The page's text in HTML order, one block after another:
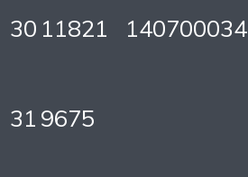
30 11821 140700034
31 9675